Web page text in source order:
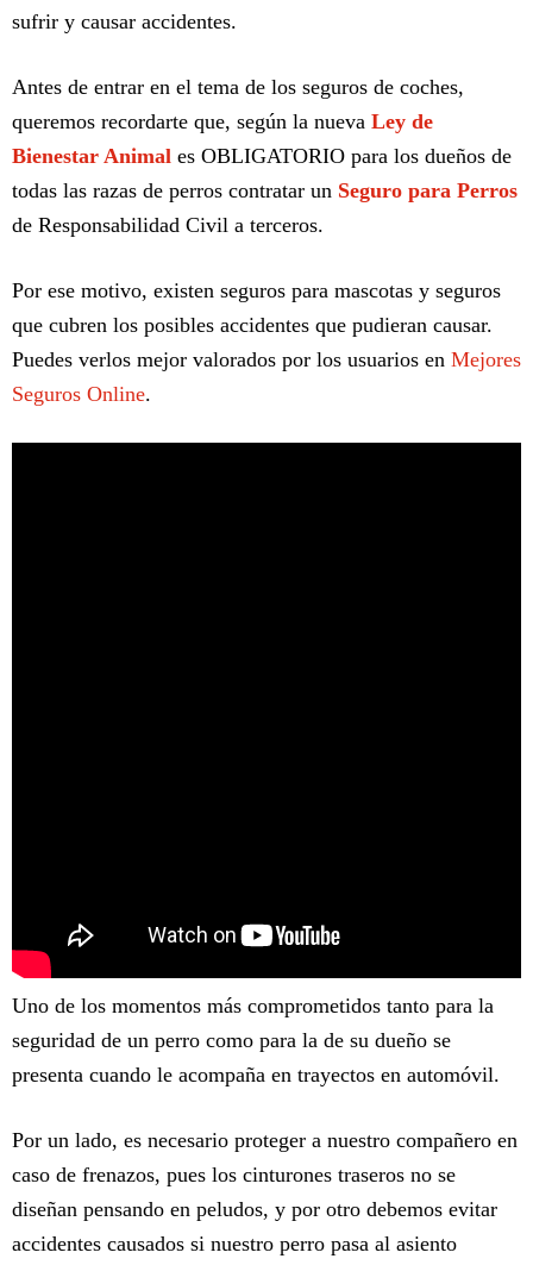
sufrir y causar accidentes.
Antes de entrar en el tema de los seguros de coches,
queremos recordarte que, según la nueva Ley de
Bienestar Animal es OBLIGATORIO para los dueños de
todas las razas de perros contratar un Seguro para Perros
de Responsabilidad Civil a terceros.
Por ese motivo, existen seguros para mascotas y seguros
que cubren los posibles accidentes que pudieran causar.
Puedes verlos mejor valorados por los usuarios en Mejores
Seguros Online.
Uno de los momentos más comprometidos tanto para la
seguridad de un perro como para la de su dueño se
presenta cuando le acompaña en trayectos en automóvil.
Por un lado, es necesario proteger a nuestro compañero en
caso de frenazos, pues los cinturones traseros no se
diseñan pensando en peludos, y por otro debemos evitar
accidentes causados si nuestro perro pasa al asiento